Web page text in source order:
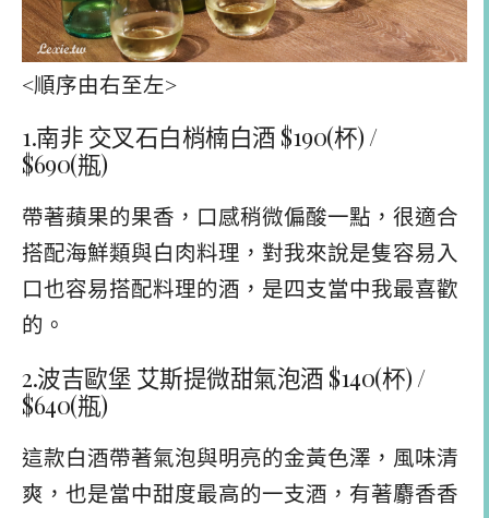
<順序由右至左>
1.南非 交叉石白梢楠白酒 $190(杯) /
$690(瓶)
帶著蘋果的果香，口感稍微偏酸一點，很適合
搭配海鮮類與白肉料理，對我來說是隻容易入
口也容易搭配料理的酒，是四支當中我最喜歡
的。
2.波吉歐堡 艾斯提微甜氣泡酒 $140(杯) /
$640(瓶)
這款白酒帶著氣泡與明亮的金黃色澤，風味清
爽，也是當中甜度最高的一支酒，有著麝香香